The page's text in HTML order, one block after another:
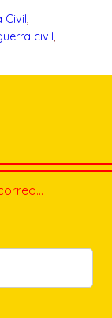
Civil
civil